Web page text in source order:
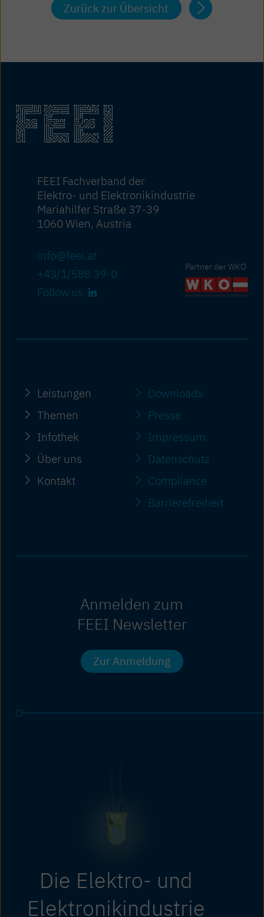
Zurück zur Übersicht
FEEI Fachverband der
Elektro- und Elektronikindustrie
Mariahilfer Straße 37-39
1060 Wien, Austria
info@feei.at
+43/1/588 39-0
Follow us
Leistungen
Themen
Infothek
Über uns
Kontakt
Partner der WKO
Downloads
Presse
Impressum
Datenschutz
Compliance
Barriere­freiheit
Anmelden zum
FEEI Newsletter
Zur Anmeldung
Die Elektro- und
Elektronikindustrie